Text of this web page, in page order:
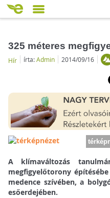
325 méteres
Hír írta:Admin 2014/09/16
A klímaváltozás
megfigyelőtorony
medence szívében, a
esőerdejében.